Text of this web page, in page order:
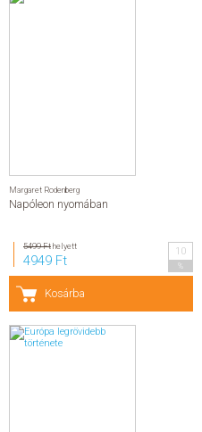
Margaret Rodenberg
Napóleon nyomában
5499 Fthelyett
4949 Ft
10
Kosárba